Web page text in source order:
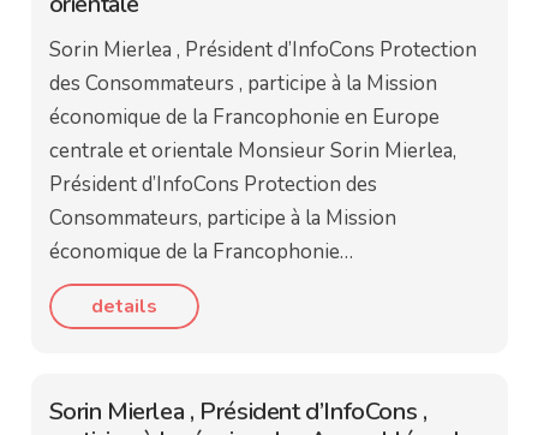
Sorin Mierlea , Président d’InfoCons Protection
des Consommateurs , participe à la Mission
économique de la Francophonie en Europe
centrale et orientale Monsieur Sorin Mierlea,
Président d’InfoCons Protection des
Consommateurs, participe à la Mission
économique de la Francophonie…
details
Sorin Mierlea , Président d’InfoCons ,